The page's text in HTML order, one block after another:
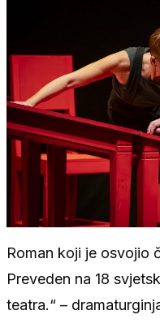
Roman koji je osvojio
Preveden na 18
teatra.“ –